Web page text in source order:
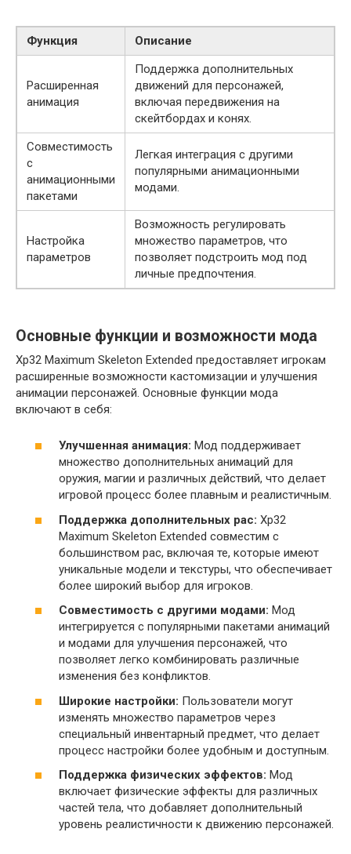
Функция Описание
Расширенная
анимация
Поддержка дополнительных
движений для персонажей,
включая передвижения на
скейтбордах и конях.
Совместимость
с
анимационными
пакетами
Легкая интеграция с другими
популярными анимационными
модами.
Настройка
параметров
Возможность регулировать
множество параметров, что
позволяет подстроить мод под
личные предпочтения.
Основные функции и возможности мода
Xp32 Maximum Skeleton Extended предоставляет игрокам
расширенные возможности кастомизации и улучшения
анимации персонажей. Основные функции мода
включают в себя:
Улучшенная анимация: Мод поддерживает
множество дополнительных анимаций для
оружия, магии и различных действий, что делает
игровой процесс более плавным и реалистичным.
Поддержка дополнительных рас: Xp32
Maximum Skeleton Extended совместим с
большинством рас, включая те, которые имеют
уникальные модели и текстуры, что обеспечивает
более широкий выбор для игроков.
Совместимость с другими модами: Мод
интегрируется с популярными пакетами анимаций
и модами для улучшения персонажей, что
позволяет легко комбинировать различные
изменения без конфликтов.
Широкие настройки: Пользователи могут
изменять множество параметров через
специальный инвентарный предмет, что делает
процесс настройки более удобным и доступным.
Поддержка физических эффектов: Мод
включает физические эффекты для различных
частей тела, что добавляет дополнительный
уровень реалистичности к движению персонажей.